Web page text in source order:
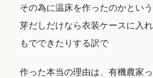
その為に温床を作ったのかという
芽だしだけなら衣装ケースに入
もでできたりする訳で
作った本当の理由は、有機農家